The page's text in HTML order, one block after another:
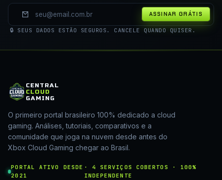
ASSINAR GRÁTIS
🔒 SEUS DADOS ESTÃO SEGUROS. CANCELE QUANDO QUISER.
CENTRAL
CLOUD
GAMING
O primeiro portal brasileiro 100% dedicado a cloud
gaming. Análises, tutoriais, comparativos e a
comunidade que joga na nuvem desde antes do
Xbox Cloud Gaming chegar ao Brasil.
PORTAL ATIVO DESDE
2021
· 4 SERVIÇOS COBERTOS · 100%
INDEPENDENTE